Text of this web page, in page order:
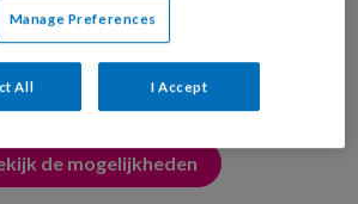
PREMIUM
de mogelijkheden
Manage Preferences
All I Accept